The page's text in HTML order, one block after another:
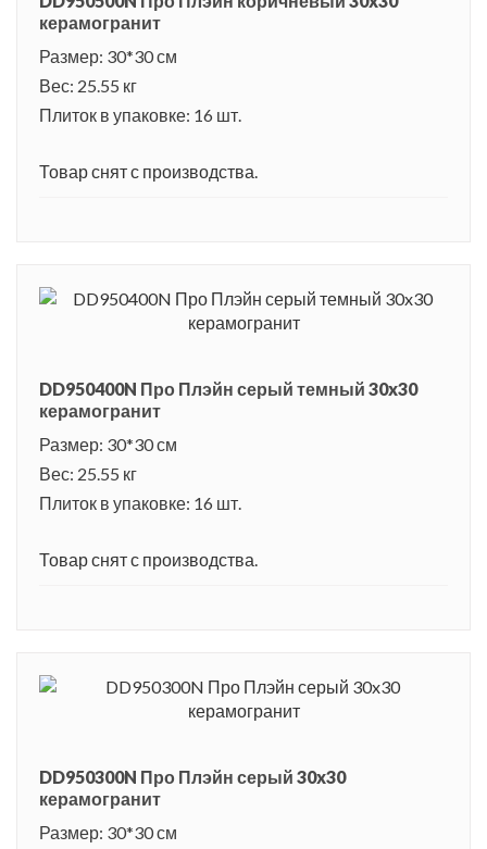
керамогранит
Размер: 30*30 см
Вес: 25.55 кг
Плиток в упаковке: 16 шт.
Товар снят с производства.
DD950400N Про Плэйн серый темный 30x30
керамогранит
Размер: 30*30 см
Вес: 25.55 кг
Плиток в упаковке: 16 шт.
Товар снят с производства.
DD950300N Про Плэйн серый 30x30
керамогранит
Размер: 30*30 см